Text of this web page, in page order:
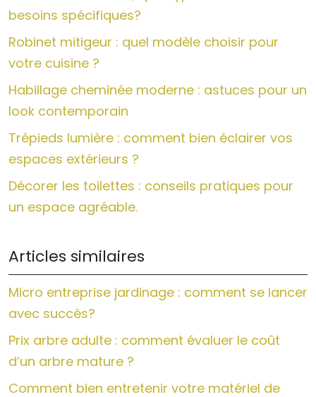
besoins spécifiques?
Robinet mitigeur : quel modèle choisir pour
votre cuisine ?
Habillage cheminée moderne : astuces pour un
look contemporain
Trépieds lumière : comment bien éclairer vos
espaces extérieurs ?
Décorer les toilettes : conseils pratiques pour
un espace agréable.
Articles similaires
Micro entreprise jardinage : comment se lancer
avec succès?
Prix arbre adulte : comment évaluer le coût
d’un arbre mature ?
Comment bien entretenir votre matériel de